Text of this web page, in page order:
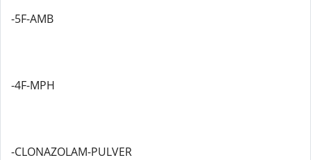
-5F-AMB
-4F-MPH
-CLONAZOLAM-PULVER